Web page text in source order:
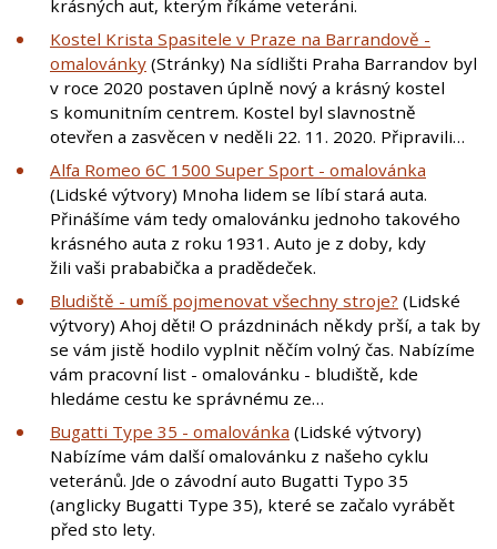
krásných aut, kterým říkáme veteráni.
Kostel Krista Spasitele v Praze na Barrandově -
omalovánky (Stránky) Na sídlišti Praha Barrandov byl
v roce 2020 postaven úplně nový a krásný kostel
s komunitním centrem. Kostel byl slavnostně
otevřen a zasvěcen v neděli 22. 11. 2020. Připravili…
Alfa Romeo 6C 1500 Super Sport - omalovánka
(Lidské výtvory) Mnoha lidem se líbí stará auta.
Přinášíme vám tedy omalovánku jednoho takového
krásného auta z roku 1931. Auto je z doby, kdy
žili vaši prababička a pradědeček.
Bludiště - umíš pojmenovat všechny stroje? (Lidské
výtvory) Ahoj děti! O prázdninách někdy prší, a tak by
se vám jistě hodilo vyplnit něčím volný čas. Nabízíme
vám pracovní list - omalovánku - bludiště, kde
hledáme cestu ke správnému ze…
Bugatti Type 35 - omalovánka (Lidské výtvory)
Nabízíme vám další omalovánku z našeho cyklu
veteránů. Jde o závodní auto Bugatti Typo 35
(anglicky Bugatti Type 35), které se začalo vyrábět
před sto lety.